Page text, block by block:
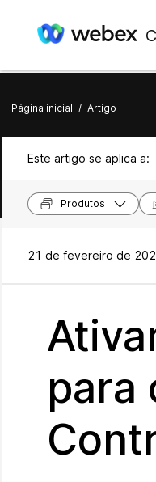
Página inicial / Artigo
Este artigo se aplica a:
Produtos
21 de fevereiro de
para